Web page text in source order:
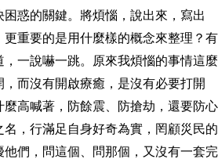
惑的關鍵。將煩惱，說出來，寫出
重要的是用什麼樣的概念來整理？有
一說嚇一跳。原來我煩惱的事情這麼
而沒有開啟療癒，是沒有必要打開
高喊著，防餘震、防搶劫，還要防心
，行滿足自身好奇為實，罔顧災民的
們，問這個、問那個，又沒有一套完